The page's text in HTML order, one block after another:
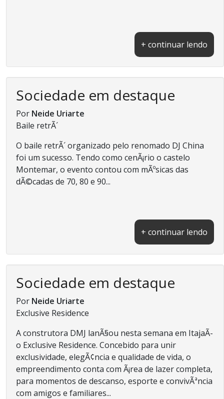
+ continuar lendo
Sociedade em destaque
Por Neide Uriarte
Baile retrÃ´
O baile retrÃ´ organizado pelo renomado DJ China
foi um sucesso. Tendo como cenÃ¡rio o castelo
Montemar, o evento contou com mÃºsicas das
dÃ©cadas de 70, 80 e 90...
+ continuar lendo
Sociedade em destaque
Por Neide Uriarte
Exclusive Residence
A construtora DMJ lanÃ§ou nesta semana em ItajaÃ­
o Exclusive Residence. Concebido para unir
exclusividade, elegÃ¢ncia e qualidade de vida, o
empreendimento conta com Ã¡rea de lazer completa,
para momentos de descanso, esporte e convivÃªncia
com amigos e familiares...